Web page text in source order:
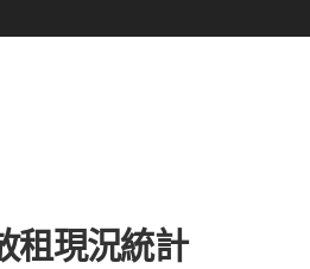
租現況統計